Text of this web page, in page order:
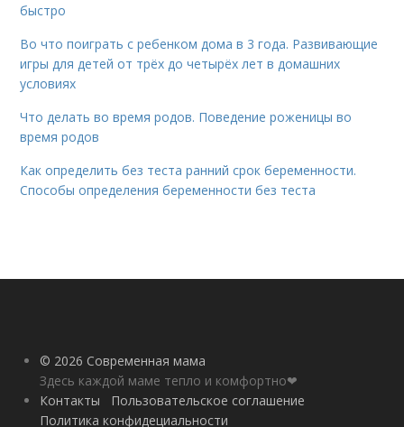
быстро
Во что поиграть с ребенком дома в 3 года. Развивающие
игры для детей от трёх до четырёх лет в домашних
условиях
Что делать во время родов. Поведение роженицы во
время родов
Как определить без теста ранний срок беременности.
Способы определения беременности без теста
© 2026 Современная мама
Здесь каждой маме тепло и комфортно❤
Контакты
Пользовательское соглашение
Политика конфидециальности